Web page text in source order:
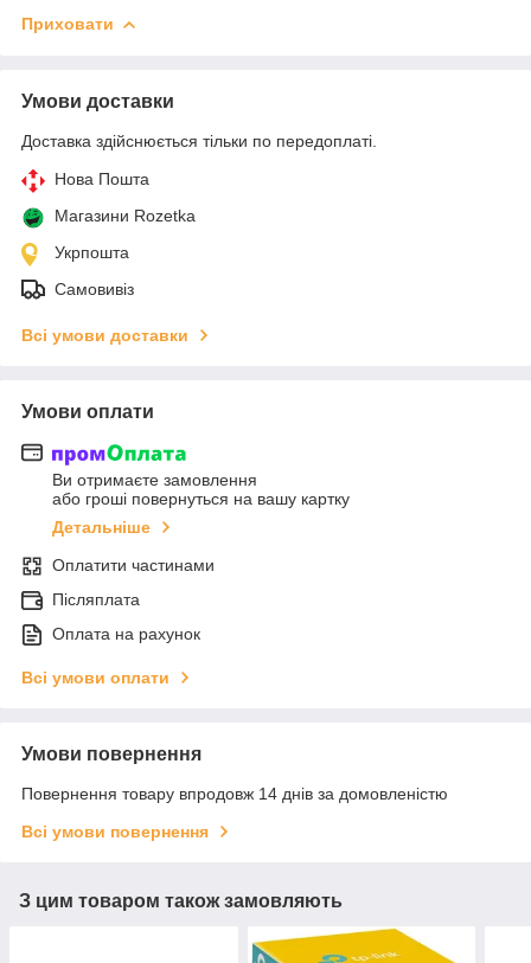
Приховати
Умови доставки
Доставка здійснюється тільки по передоплаті.
Нова Пошта
Магазини Rozetka
Укрпошта
Самовивіз
Всі умови доставки
Умови оплати
Ви отримаєте замовлення
або гроші повернуться на вашу картку
Детальніше
Оплатити частинами
Післяплата
Оплата на рахунок
Всі умови оплати
Умови повернення
Повернення товару впродовж 14 днів за домовленістю
Всі умови повернення
З цим товаром також замовляють